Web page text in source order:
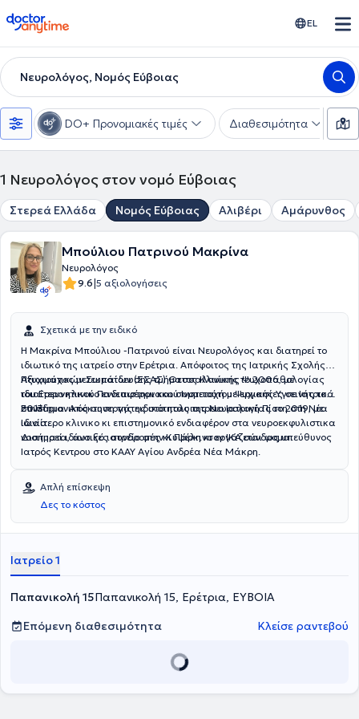
doctoranytime EL
Νευρολόγος, Νομός Εύβοιας
DO+ Προνομιακές τιμές Διαθεσιμότητα
1 Νευρολόγος στον νομό Εύβοιας
Στερεά Ελλάδα Νομός Εύβοιας Αλιβέρι Αμάρυνθος
Μπούλιου Πατρινού Μακρίνα
Νευρολόγος
9.6|5 αξιολογήσεις
Σχετικά με την ειδικό
Η Μακρίνα Μπούλιου -Πατρινού είναι Νευρολόγος και διατηρεί το
ιδιωτικό της ιατρείο στην Ερέτρια. Απόφοιτος της Ιατρικής Σχολής
Αξιωματικών Σωμάτων (ΣΣΑΣ) Θεσσαλονίκης το 2006, με
ιδιαίτερο κλινικο ενδιαφέρον και συμμετοχή με εργασίες σε Ιατρικά
συνέδρια. Απόκτηση της ειδικότητας της Νευρολογίας το 2019, με
ιδιαίτερο κλινικο κι επιστημονικό ενδιαφέρον στα νευροεκφυλιστικα
νοσήματα, άνοιξες συνδρομές κι Πάρκινσον ΙΚΑ σύνδρομα.
Πτυχιούχος μετεκπαίδευσης τμήματος Κλινικής Ψυχοπαθολογίας
του Ερευνητικού Πανεπιστημιακού Ινστιτούτου Ψυχικής Υγιεινής το
2013.
Επιστημονικός συνεργάτης στο πολυιατρειο Ιατρική Πίστη στη Νέα
Ιωνία.
Διατηρεί ιδιωτικό ιατρείο στην Κυψέλη κι εργάζεται ως υπεύθυνος
Ιατρός Κεντρου στο ΚΑΑΥ Αγίου Ανδρέα Νέα Μάκρη.
Απλή επίσκεψη
Δες το κόστος
Ιατρείο 1
Παπανικολή 15Παπανικολή 15, Ερέτρια, ΕΥΒΟΙΑ
Επόμενη διαθεσιμότητα
Κλείσε ραντεβού